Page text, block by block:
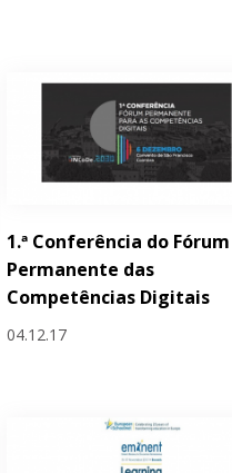
1.ª Conferência do Fórum
Permanente das
Competências Digitais
04.12.17